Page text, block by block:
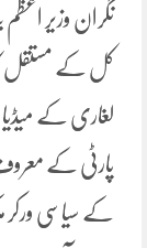
نگران وزیر
کل کے مستقل
لغاری کے
پارٹی کے معروف
کے سیاسی